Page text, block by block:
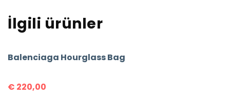
İlgili ürünler
Balenciaga Hourglass Bag
€ 220,00